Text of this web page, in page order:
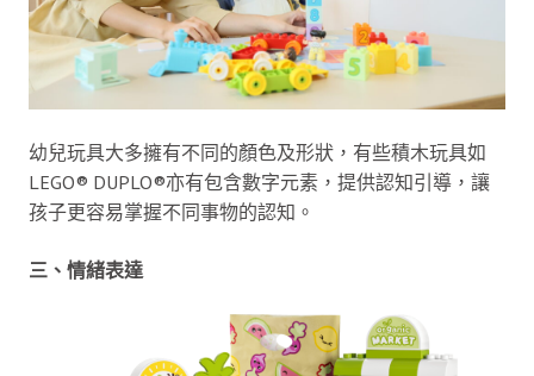
幼兒玩具大多擁有不同的顏色及形狀，有些積木玩具如
LEGO® DUPLO®亦有包含數字元素，提供認知引導，讓
孩子更容易掌握不同事物的認知。
三、情緒表達